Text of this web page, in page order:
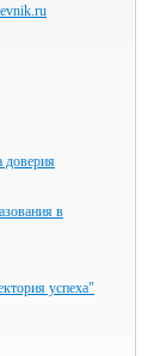
доверия
в
успеха"